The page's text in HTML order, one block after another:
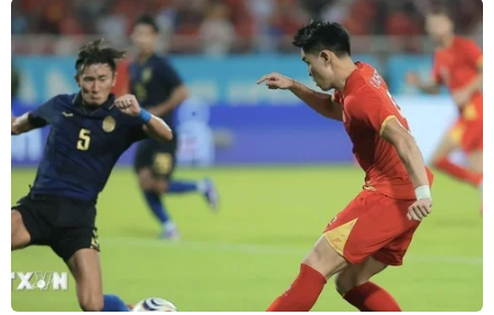
...và buộc phải có những điều chỉnh nhân sự trong hiệp 2.